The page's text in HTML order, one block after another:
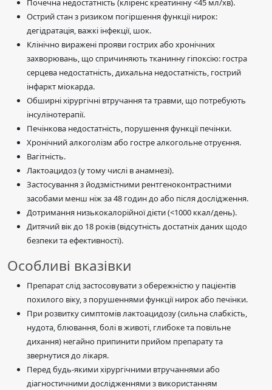
Почечна недостатність (кліренс креатиніну <45 мл/хв).
Острий стан з ризиком погіршення функції нирок:
дегідратація, важкі інфекції, шок.
Клінічно виражені прояви гострих або хронічних
захворювань, що спричиняють тканинну гіпоксію: гостра
серцева недостатність, дихальна недостатність, гострий
інфаркт міокарда.
Обширні хірургічні втручання та травми, що потребують
інсулінотерапії.
Печінкова недостатність, порушення функції печінки.
Хронічний алкоголізм або гостре алкогольне отруєння.
Вагітність.
Лактоацидоз (у тому числі в анамнезі).
Застосування з йодзмістними рентгеноконтрастними
засобами менш ніж за 48 годин до або після дослідження.
Дотримання низькокалорійної дієти (<1000 ккал/день).
Дитячий вік до 18 років (відсутність достатніх даних щодо
безпеки та ефективності).
Особливі вказівки
Препарат слід застосовувати з обережністю у пацієнтів
похилого віку, з порушеннями функції нирок або печінки.
При розвитку симптомів лактоацидозу (сильна слабкість,
нудота, блювання, болі в животі, глибоке та повільне
дихання) негайно припинити прийом препарату та
звернутися до лікаря.
Перед будь-якими хірургічними втручаннями або
діагностичними дослідженнями з використанням